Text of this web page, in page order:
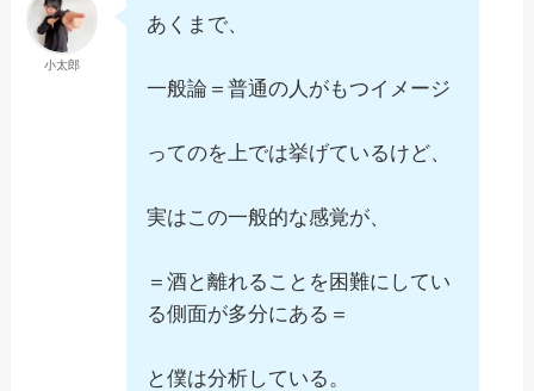
小太郎
あくまで、
一般論＝普通の人がもつイメージ
ってのを上では挙げているけど、
実はこの一般的な感覚が、
＝酒と離れることを困難にしてい
る側面が多分にある＝
と僕は分析している。